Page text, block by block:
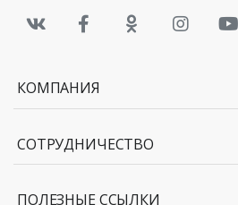
КОМПАНИЯ
СОТРУДНИЧЕСТВО
ПОЛЕЗНЫЕ ССЫЛКИ